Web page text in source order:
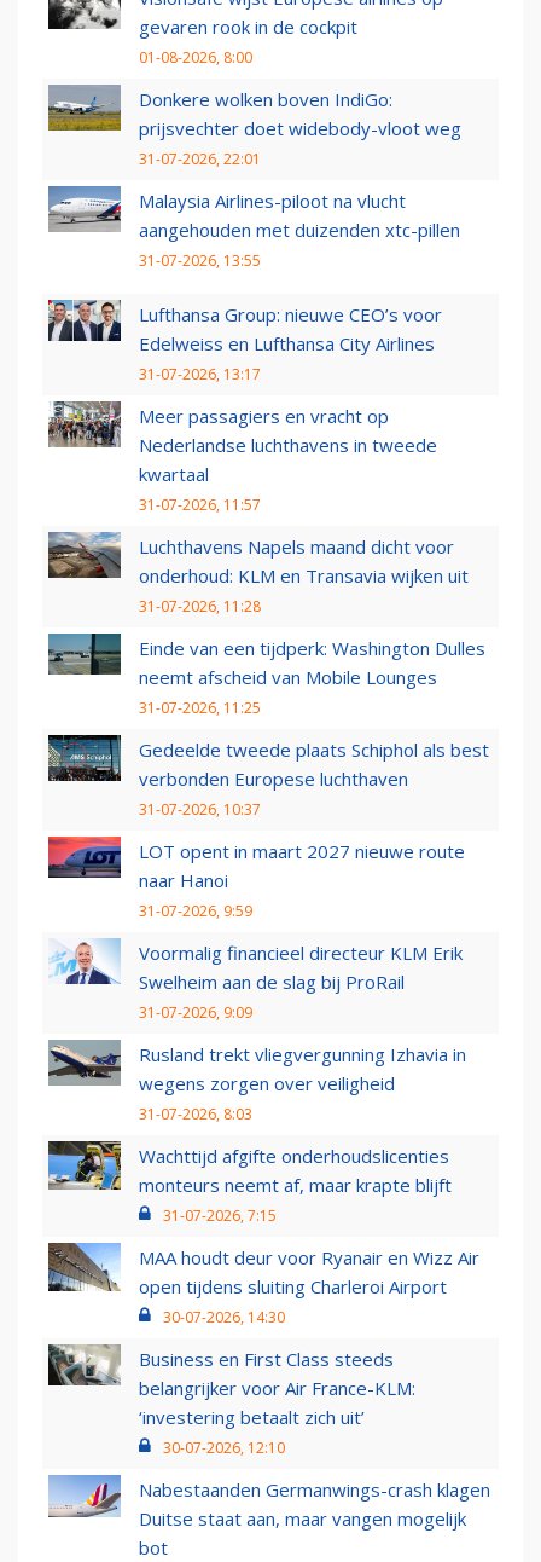
gevaren rook in de cockpit
01-08-2026, 8:00
Donkere wolken boven IndiGo:
prijsvechter doet widebody-vloot weg
31-07-2026, 22:01
Malaysia Airlines-piloot na vlucht
aangehouden met duizenden xtc-pillen
31-07-2026, 13:55
Lufthansa Group: nieuwe CEO’s voor
Edelweiss en Lufthansa City Airlines
31-07-2026, 13:17
Meer passagiers en vracht op
Nederlandse luchthavens in tweede
kwartaal
31-07-2026, 11:57
Luchthavens Napels maand dicht voor
onderhoud: KLM en Transavia wijken uit
31-07-2026, 11:28
Einde van een tijdperk: Washington Dulles
neemt afscheid van Mobile Lounges
31-07-2026, 11:25
Gedeelde tweede plaats Schiphol als best
verbonden Europese luchthaven
31-07-2026, 10:37
LOT opent in maart 2027 nieuwe route
naar Hanoi
31-07-2026, 9:59
Voormalig financieel directeur KLM Erik
Swelheim aan de slag bij ProRail
31-07-2026, 9:09
Rusland trekt vliegvergunning Izhavia in
wegens zorgen over veiligheid
31-07-2026, 8:03
Wachttijd afgifte onderhoudslicenties
monteurs neemt af, maar krapte blijft
31-07-2026, 7:15
MAA houdt deur voor Ryanair en Wizz Air
open tijdens sluiting Charleroi Airport
30-07-2026, 14:30
Business en First Class steeds
belangrijker voor Air France-KLM:
‘investering betaalt zich uit’
30-07-2026, 12:10
Nabestaanden Germanwings-crash klagen
Duitse staat aan, maar vangen mogelijk
bot